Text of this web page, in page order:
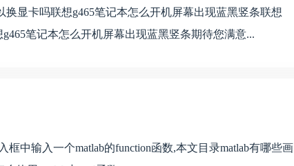
换显卡吗联想g465笔记本怎么开机屏幕出现蓝黑竖条联想
g465笔记本怎么开机屏幕出现蓝黑竖条‍期待您满意...
框中输入一个matlab的function函数,本文目录matlab有哪些画